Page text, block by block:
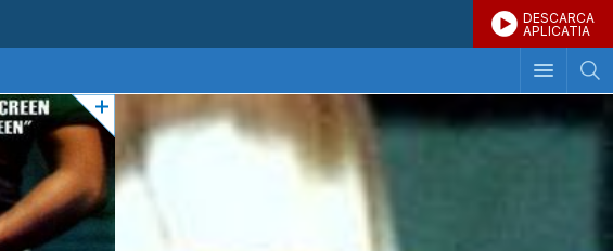
DESCARCA
APLICATIA